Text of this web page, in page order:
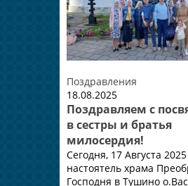
Поздравления
18.08.2025
Поздравляем с
в сестры и братья
милосердия!
Сегодня, 17 Августа
настоятель храма
Господня в Тушино